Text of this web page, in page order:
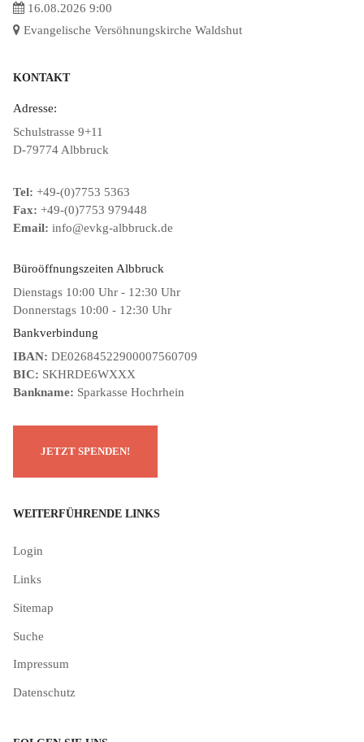
16.08.2026 9:00
Evangelische Versöhnungskirche Waldshut
KONTAKT
Adresse:
Schulstrasse 9+11
D-79774 Albbruck
Tel: +49-(0)7753 5363
Fax: +49-(0)7753 979448
Email: info@evkg-albbruck.de
Büroöffnungszeiten Albbruck
Dienstags 10:00 Uhr - 12:30 Uhr
Donnerstags 10:00 - 12:30 Uhr
Bankverbindung
IBAN: DE02684522900007560709
BIC: SKHRDE6WXXX
Bankname: Sparkasse Hochrhein
WEITERFÜHRENDE LINKS
Login
Links
Sitemap
Suche
Impressum
Datenschutz